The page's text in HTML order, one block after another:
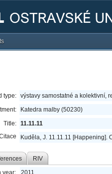
type: výstavy samostatné a kolektivní,
Katedra malby (50230)
Title: 11.11.11
Kuděla, J. 11.11.11 [Happening].
RIV
year: 2011